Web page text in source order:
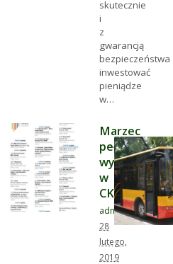
skutecznie
i
z
gwarancją
bezpieczeństwa
inwestować
pieniądze
w…
Marzec
pełen
wydarzeń
w
CKiS
admin
28
lutego,
2019